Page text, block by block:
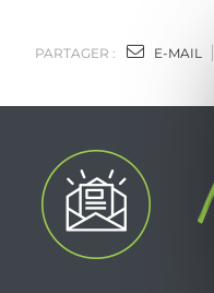
PARTAGER : E-MAIL